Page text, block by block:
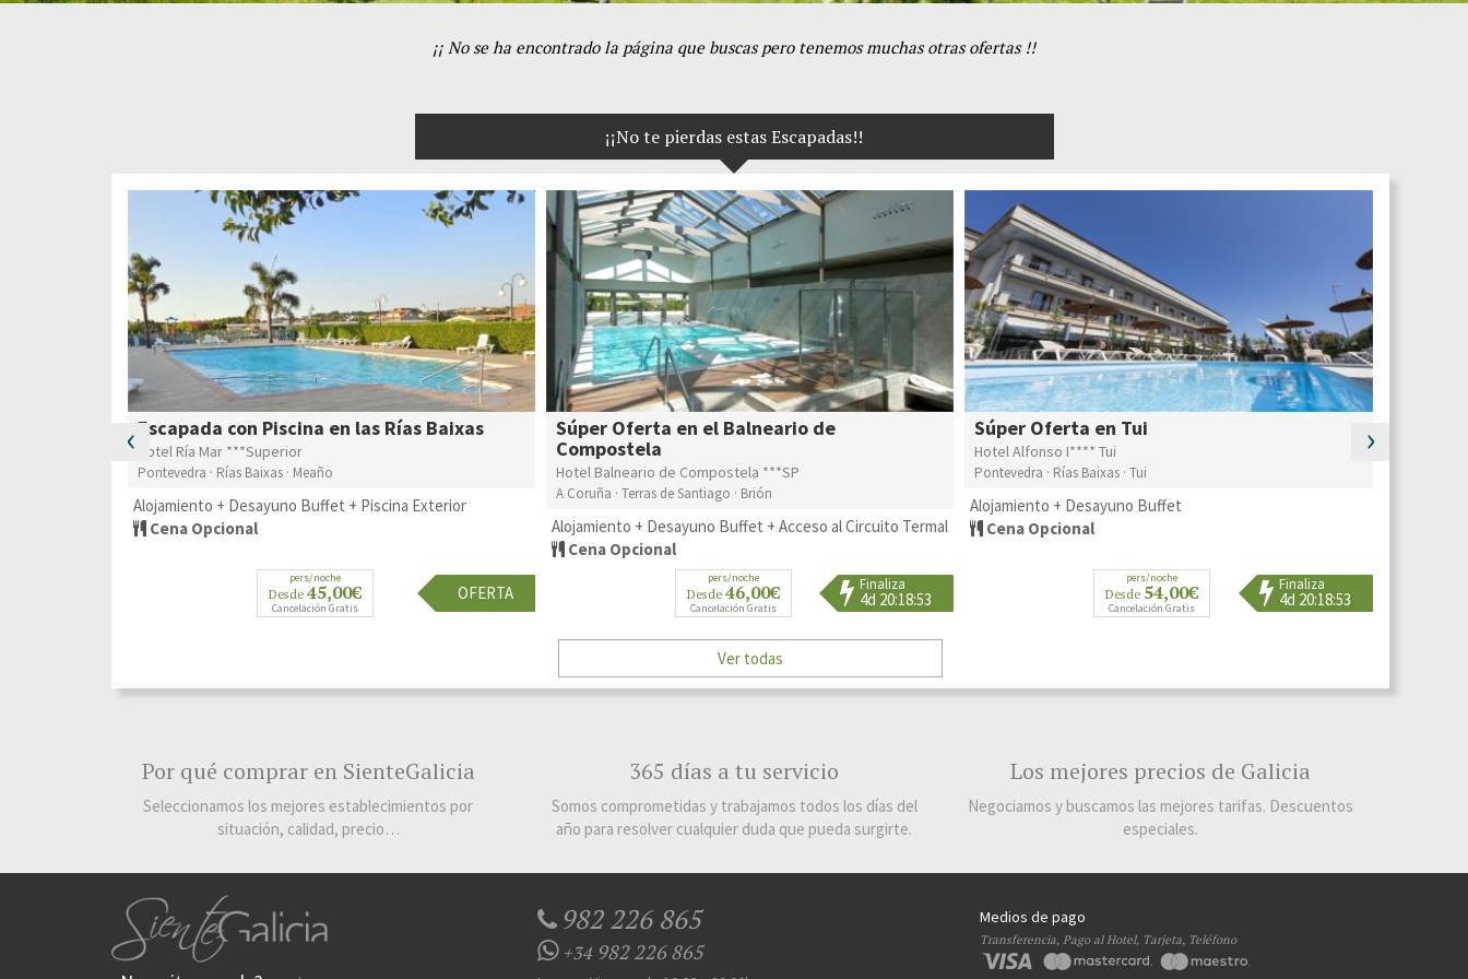
¡¡ No se ha encontrado la página que buscas pero tenemos muchas otras ofertas !!
¡¡No te pierdas estas Escapadas!!
Escapada con Piscina en las Rías Baixas
Hotel Ría Mar ***Superior
Pontevedra · Rías Baixas · Meaño
Alojamiento + Desayuno Buffet + Piscina Exterior
Cena Opcional
pers/noche
Desde45,00€
Cancelación Gratis
OFERTA
Súper Oferta en el Balneario de
Compostela
Hotel Balneario de Compostela ***SP
A Coruña · Terras de Santiago · Brión
Alojamiento + Desayuno Buffet + Acceso al Circuito Termal
Cena Opcional
pers/noche
Desde46,00€
Cancelación Gratis
Finaliza
4d 20:18:52
Súper Oferta en Tui
Hotel Alfonso I**** Tui
Pontevedra · Rías Baixas · Tui
Alojamiento + Desayuno Buffet
Cena Opcional
pers/noche
Desde 54,00€
Cancelación Gratis
Finaliza
4d 20:18:52
‹ ›
Ver todas
Por qué comprar en SienteGalicia
Seleccionamos los mejores establecimientos por
situación, calidad, precio…
365 días a tu servicio
Somos comprometidas y trabajamos todos los días del
año para resolver cualquier duda que pueda surgirte.
Los mejores precios de Galicia
Negociamos y buscamos las mejores tarifas. Descuentos
especiales.
982 226 865
+34982 226 865
Medios de pago
Transferencia, Pago al Hotel, Tarjeta, Teléfono